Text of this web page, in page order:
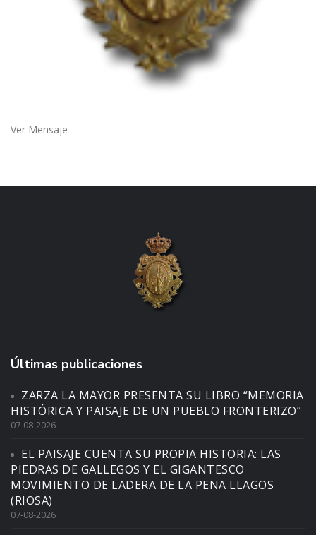
Ver Mensaje
Últimas publicaciones
ZARZA LA MAYOR PRESENTA SU LIBRO “MEMORIA
HISTÓRICA Y PAISAJE DE UN PUEBLO FRONTERIZO”
07-08-2026
EL PAISAJE CUENTA SU PROPIA HISTORIA: LAS
PIEDRAS DE GALLEGOS Y EL GIGANTESCO
MOVIMIENTO DE LADERA DE LA PENA LLAGOS
(RIOSA)
07-08-2026